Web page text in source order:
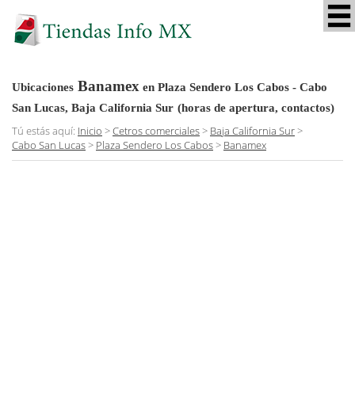
Ubicaciones Banamex en Plaza Sendero Los Cabos - Cabo
San Lucas, Baja California Sur (horas de apertura, contactos)
Tú estás aquí: Inicio >Cetros comerciales> Baja California Sur>
Cabo San Lucas> Plaza Sendero Los Cabos> Banamex